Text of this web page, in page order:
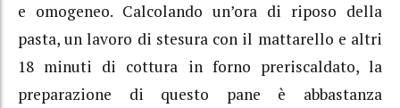
e omogeneo. Calcolando un’ora di riposo della
pasta, un lavoro di stesura con il mattarello e altri
18 minuti di cottura in forno preriscaldato, la
preparazione di questo pane è abbastanza